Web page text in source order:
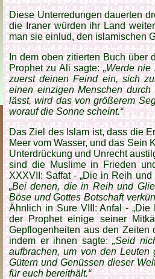
Diese Unterredungen dauerten
die Iraner würden ihr Land
man sie einlud, den islamischen
In dem oben zitierten Buch über
Prophet zu Ali sagte:„Werde
zuerst deinen Feind ein, sich
einen einzigen Menschen
lässt, wird das von größerem
worauf die Sonne scheint.“
Das Ziel des Islam ist, dass die
Meer vom Wasser, und das Sein
Unterdrückung und Unrecht
sind die Muslime in Frieden
XXXVII: Saffat - „Die in Reih
„Bei denen, die in Reih und
Böse und Gottes Botschaft
Ähnlich in Sure VIII: Anfal - „Die
der Prophet einige seiner
Gepflogenheiten aus den
indem er ihnen sagte:„Seid
aufbrachen, um von den
Gütern und Genüssen dieser
für euch bereithält.“